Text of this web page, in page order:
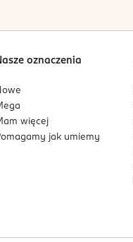
oznaczenia
więcej
jak umiemy